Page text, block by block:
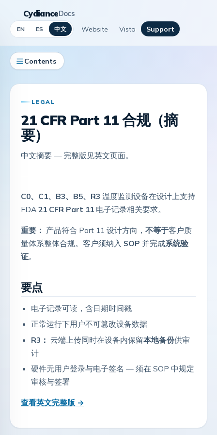
CydianceDocs
EN ES 中文 Website Vista Support
Contents
LEGAL
21 CFR Part 11 合规（摘
要）
中文摘要 — 完整版见英文页面。
C0、C1、B3、B5、R3 温度监测设备在设计上支持
FDA 21 CFR Part 11电子记录相关要求。
重要： 产品符合 Part 11 设计方向， 不等于客户质
量体系整体合规。客户须纳入 SOP 并完成系统验
证。
要点
电子记录可读，含日期时间戳
正常运行下用户不可篡改设备数据
R3： 云端上传同时在设备内保留本地备份供审
计
硬件无用户登录与电子签名 — 须在 SOP 中规定
审核与签署
查看英文完整版 →